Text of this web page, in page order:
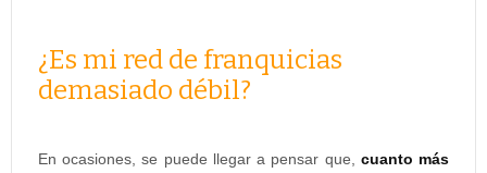
¿Es mi red de franquicias
demasiado débil?
En ocasiones, se puede llegar a pensar que, cuanto más